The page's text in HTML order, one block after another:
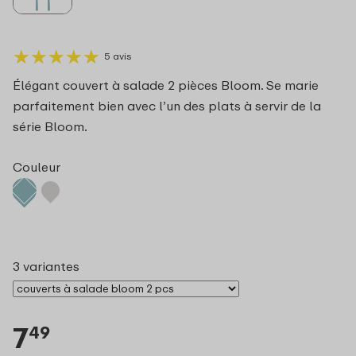
★★★★★
★★★★★ 5 avis
Élégant couvert à salade 2 pièces Bloom. Se marie
parfaitement bien avec l’un des plats à servir de la
série Bloom.
Couleur
3 variantes
749